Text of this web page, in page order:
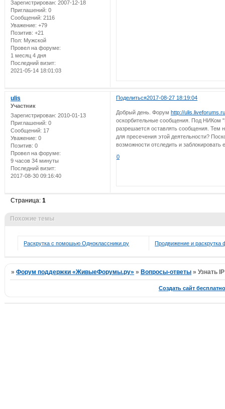
Зарегистрирован: 2007-12-18
Приглашений: 0
Сообщений: 2116
Уважение: +79
Позитив: +21
Пол: Мужской
Провел на форуме:
1 месяц 4 дня
Последний визит:
2021-05-14 18:01:03
Поделиться2017-08-27 18:19:04
ulis
Участник
Зарегистрирован: 2010-01-13
Приглашений: 0
Сообщений: 17
Уважение: 0
Позитив: 0
Провел на форуме:
9 часов 34 минуты
Последний визит:
2017-08-30 09:16:40
Добрый день. Форум http://
оскорбительные сообщения. Под НИКом
разрешается оставлять сообщения. Тем
для пресечения этой деятельности?
возможности отследить и
0
Страница:1
Похожие темы
Раскрутка с помошью Одноклассники.ру Продвижение и раскрутка
»Форум поддержки «ЖивыеФорумы.ру» » Вопросы-ответы »Узнать
Создать сайт бесплатно